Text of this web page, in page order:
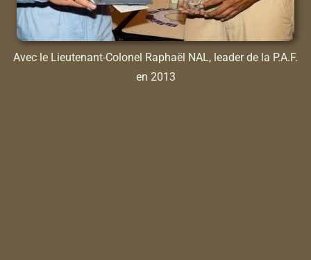
Avec le Lieutenant-Colonel Raphaël NAL, leader de la P.A.F.
en 2013